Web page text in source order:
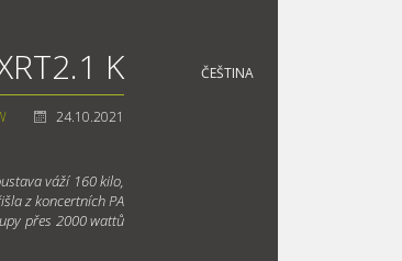
K
24.10.2021
váží 160 kilo,
z koncertních PA
přes 2000 wattů
ČEŠTINA